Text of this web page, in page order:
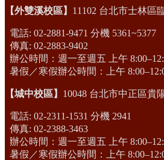
【外雙溪校區】 11102 台北市士林區
電話: 02-2881-9471 分機 5361~5377
傳真: 02-2883-9402
辦公時間：週一至週五 上午
暑假／寒假辦公時間：上午
【城中校區】 10048 台北市中正區貴
電話: 02-2311-1531 分機 2941
傳真: 02-2388-3463
辦公時間：週一至週五 上午
暑假／寒假辦公時間：上午